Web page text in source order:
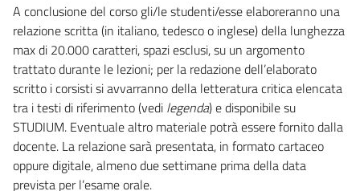
A conclusione del corso gli/le studenti/esse elaboreranno una
relazione scritta (in italiano, tedesco o inglese) della lunghezza
max di 20.000 caratteri, spazi esclusi, su un argomento
trattato durante le lezioni; per la redazione dell’elaborato
scritto i corsisti si avvarranno della letteratura critica elencata
tra i testi di riferimento (vedi legenda) e disponibile su
STUDIUM. Eventuale altro materiale potrà essere fornito dalla
docente. La relazione sarà presentata, in formato cartaceo
oppure digitale, almeno due settimane prima della data
prevista per l’esame orale.